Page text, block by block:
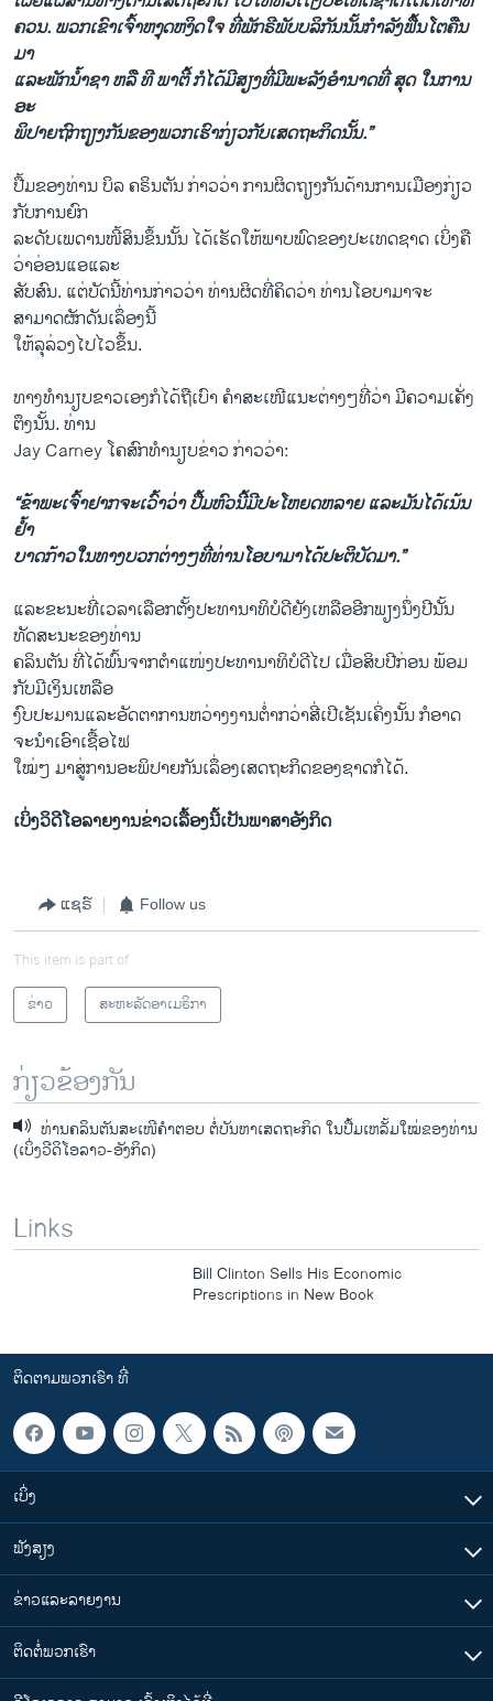
ຄວນ. ພວກ​ເຂົາ​ເຈົ້າຫງຸດ​ຫງິດໃຈ​ ທີ່​ພັກຣີພັບ​ບລິ​ກັນ​ນັ້ນກໍາລັງຟື້ນໂຕ​ຄືນ
ມາ
ແລະ​ພັກ​ນໍ້າຊາ ຫລື ທີ ພາ​ຕີ້ ກໍ​ໄດ້ມີ​ສຽງ​ທີ່​ມີ​ພະລັງ​ອໍານາດທີ່ ​ສຸດ​ ໃນ​ການ​
ອະ
ພິປາຍ​ຖົກ​ຖຽງ​ກັນຂອງ​ພວກ​ເຮົາກ່ຽວ​ກັບເສດຖະກິດນັ້ນ.”
ປື້​ມຂອງທ່ານ ບິ​ລ ຄຣິນຕັນ ກ່າວ​ວ່າ ການ​ຜິດ​ຖຽງ​ກັນ​ດ້ານ​ການ​ເມືອງ​ກ່ຽວ​
ກັບການ​ຍົກ
ລະ​ດັບ​ເພດານ​ໜີ້​ສິນຂຶ້ນນັ້ນ ​ໄດ້​ເຮັດ​ໃຫ້​ພາບ​ພົດ​ຂອງ​ປະ​ເທດ​ຊາດ ​ເບິ່ງ​ຄື​
ວ່າອ່ອນ​ແອ​ແລະ
ສັບສົນ. ​ແຕ່​ບັດ​ນີ້​ທ່ານ​ກ່າວ​ວ່າ ທ່ານ​ຜິດ​ທີ່​ຄິດ​ວ່າ ທ່ານໂອ​ບາ​ມາ​ຈະ
ສາມາດຜັກ​ດັນ​ເລຶ່ອງນີ້​
ໃຫ້​ລຸ​ລ່ວງ​ໄປ​ໄວ​ຂຶ້ນ.
ທາງ​ທໍານຽບຂາວເອງກໍໄດ້​ຖື​ເບົາ ​ຄໍາສະ​ເໜີ​ແນະ​ຕ່າງໆທີ່ວ່າ​ ມີຄວາມເຄັ່ງ​
ຕຶງ​ນັ້ນ. ທ່ານ
Jay Carney ​ໂຄສົກ​ທໍານຽບຂ່າວ ກ່າວ​ວ່າ:
“ຂ້າພະ​ເຈົ້າຢາກ​ຈະ​ເວົ້າ​ວ່າ​ ປື້​ມຫົວ​ນີ້​ມີ​ປະ​ໂຫຍ​ດຫລາຍ ​ແລະ​ມັນ​ໄດ້ເນ້ນ​
ຢໍ້າ
ບາດກ້າວໃນ​ທາງ​ບວກ​ຕ່າງໆ​ທີ່​ທ່ານ​ໂອ​ບາ​ມາໄດ້ປະຕິບັດ​ມາ.”
ແລະ​ຂະນະ​ທີ່ເວລາ​ເລືອກ​ຕັ້ງ​ປະທານາທິບໍດີຍັງ​ເຫລືອ​ອີກ​ພຽງນຶ່ງປີນັ້ນ​
ທັດສະນະ​ຂອງທ່ານ
ຄລິນ​ຕັນ ທີ່​ໄດ້​ພົ້ນ​ຈາກ​ຕໍາ​ແໜ່​ງປະທານາທິບໍດີ​ໄປ ເມື່ອ​ສິບ​ປີກ່ອນ ພ້ອມ​
ກັບມີເງິນເຫລືອ
ງົບປະມານແລະອັດຕາ​ການ​ຫວ່າງ​ງານຕໍ່າ​ກວ່າສີ່​ເປີ​ເຊັນ​ເຄິ່ງນັ້ນ ກໍ​ອາດ​
ຈະນໍາ​ເອົາເຊື້ອ​ໄຟ
ໃໝ່ໆ ​ມາສູ່​ການ​ອະພິປາຍ​ກັນເລຶ່ອງ​ເສດຖະກິດ​ຂອງ​ຊາດ​ກໍໄດ້​.
ເບິ່ງວິດີໂອລາຍງານຂ່າວເລື້ອງນີ້ເປັນພາສາອັງກິດ
ແຊຣ໌ Follow us
This item is part of
ຂ່າວ
ສະຫະລັດອາເມຣິກາ
ກ່ຽວຂ້ອງກັນ
ທ່ານຄລິນຕັນສະເໜີຄໍາຕອບ ຕໍ່ບັນຫາເສດຖະກິດ ໃນປື້ມເຫລັ້ມໃໝ່ຂອງທ່ານ
(ເບິ່ງວີດິໂອລາວ-ອັງກິດ)
Links
Bill Clinton Sells His Economic
Prescriptions in New Book
ຕິດຕາມພວກເຮົາ ທີ່
ເບິ່ງ
ຟັງສຽງ
ຂ່າວແລະລາຍງານ
ຕິດຕໍ່ພວກເຮົາ